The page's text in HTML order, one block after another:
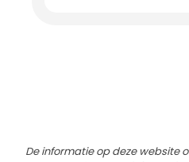
De informatie op deze website